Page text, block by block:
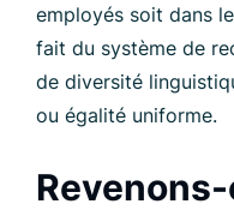
employés soit dans
fait du système de
de diversité
ou égalité uniforme.